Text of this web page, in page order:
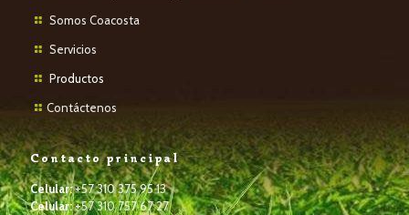
Somos Coacosta
Servicios
Productos
Contáctenos
Contacto principal
Celular:+57 310 375 95 13
Celular:+57 310 757 67 27